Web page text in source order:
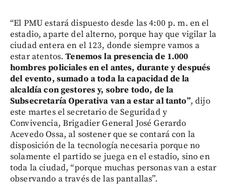
“El PMU estará dispuesto desde las 4:00 p. m. en el
estadio, aparte del alterno, porque hay que vigilar la
ciudad entera en el 123, donde siempre vamos a
estar atentos. Tenemos la presencia de 1.000
hombres policiales en el antes, durante y después
del evento, sumado a toda la capacidad de la
alcaldía con gestores y, sobre todo, de la
Subsecretaría Operativa van a estar al tanto”, dijo
este martes el secretario de Seguridad y
Convivencia, Brigadier General José Gerardo
Acevedo Ossa, al sostener que se contará con la
disposición de la tecnología necesaria porque no
solamente el partido se juega en el estadio, sino en
toda la ciudad, “porque muchas personas van a estar
observando a través de las pantallas”.